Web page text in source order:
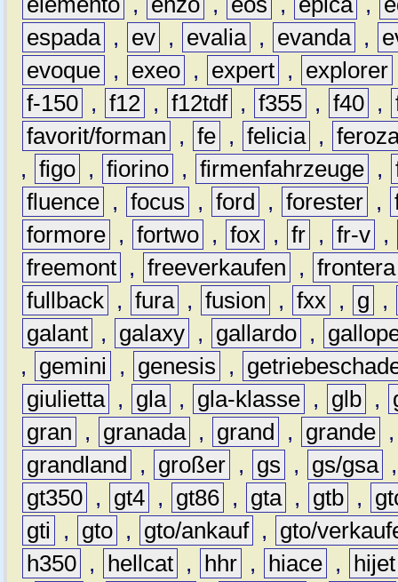
espada , ev , evalia , evanda ,
evoque , exeo , expert , explorer
f-150 , f12 , f12tdf , f355 , f40 ,
favorit/forman
, fe , felicia ,
, figo , fiorino , firmenfahrzeuge ,
fluence , focus , ford , forester ,
formore , fortwo , fox , fr , fr-v ,
freemont , freeverkaufen , frontera
fullback , fura , fusion , fxx , g
,
galant , galaxy , gallardo ,
,
gemini , genesis ,
giulietta , gla , gla-klasse , glb ,
gran
, granada , grand , grande
grandland
, großer , gs , gs/gsa
gt350 , gt4 , gt86 , gta , gtb ,
gti
, gto , gto/ankauf ,
gto/
h350 , hellcat , hhr , hiace ,
hijet